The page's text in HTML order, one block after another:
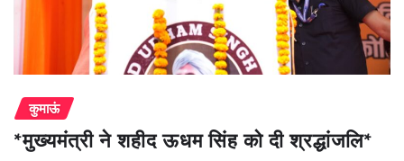
कुमाऊं
*मुख्यमंत्री ने शहीद ऊधम सिंह को दी श्रद्धांजलि*